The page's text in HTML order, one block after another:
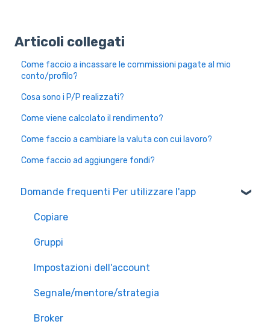
Articoli collegati
Come faccio a incassare le commissioni pagate al mio
conto/profilo?
Cosa sono i P/P realizzati?
Come viene calcolato il rendimento?
Come faccio a cambiare la valuta con cui lavoro?
Come faccio ad aggiungere fondi?
Domande frequenti Per utilizzare l'app
Copiare
Gruppi
Impostazioni dell'account
Segnale/mentore/strategia
Broker